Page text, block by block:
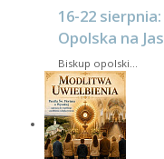
16-22
Opolska na
Biskup opolski…